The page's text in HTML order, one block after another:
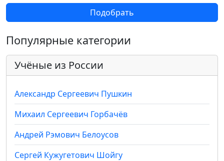
Подобрать
Популярные категории
Учёные из России
Александр Сергеевич Пушкин
Михаил Сергеевич Горбачёв
Андрей Рэмович Белоусов
Сергей Кужугетович Шойгу